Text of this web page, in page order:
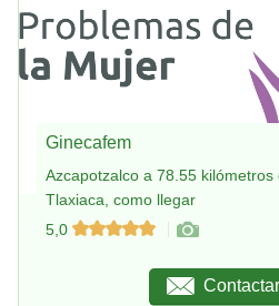
Ginecafem
Azcapotzalco a 78.55 kilómetros
Tlaxiaca, como llegar
5,0
Contactar